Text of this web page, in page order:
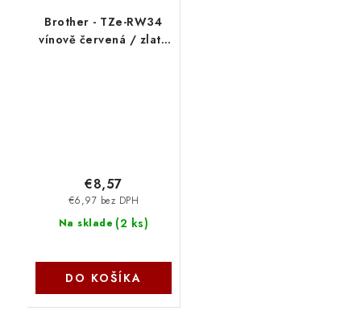
Brother - TZe-RW34
vínově červená / zlatá
Na sklade (2 ks)
€6,97 bez DPH
€8,57
DO KOŠÍKA